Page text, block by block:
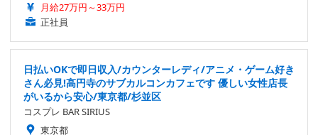
月給27万円～33万円
正社員
日払いOKで即日収入/カウンターレディ/アニメ・ゲーム好き
さん必見!高円寺のサブカルコンカフェです 優しい女性店長
がいるから安心/東京都/杉並区
コスプレ BAR SIRIUS
東京都